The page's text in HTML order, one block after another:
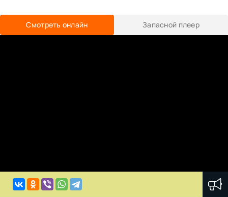
Смотреть онлайн Запасной плеер